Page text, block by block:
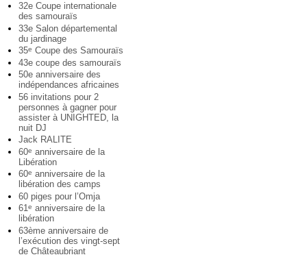
32e Coupe internationale
des samouraïs
33e Salon départemental
du jardinage
35e Coupe des Samouraïs
43e coupe des samouraïs
50e anniversaire des
indépendances africaines
56 invitations pour 2
personnes à gagner pour
assister à UNIGHTED, la
nuit DJ
Jack RALITE
60e anniversaire de la
Libération
60e anniversaire de la
libération des camps
60 piges pour l’Omja
61e anniversaire de la
libération
63ème anniversaire de
l’exécution des vingt-sept
de Châteaubriant